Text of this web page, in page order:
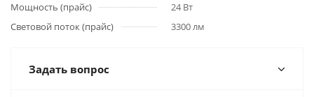
Мощность (прайс)
24 Вт
Световой поток (прайс)
3300 лм
Задать вопрос